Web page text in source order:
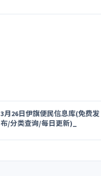
3月26日伊旗便民信息库(免费发
布/分类查询/每日更新)_